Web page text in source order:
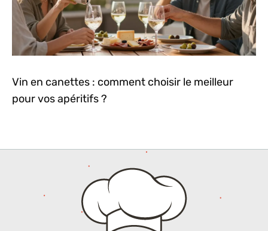
Vin en canettes : comment choisir le meilleur
pour vos apéritifs ?